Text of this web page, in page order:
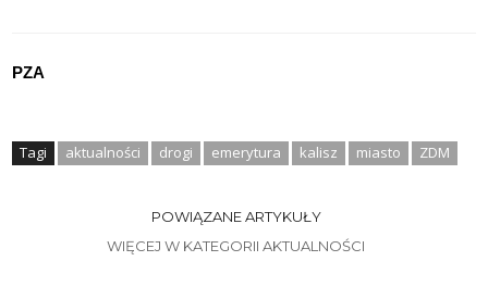
PZA
Tagi aktualności drogi emerytura kalisz miasto ZDM
POWIĄZANE ARTYKUŁY
WIĘCEJ W KATEGORII AKTUALNOŚCI